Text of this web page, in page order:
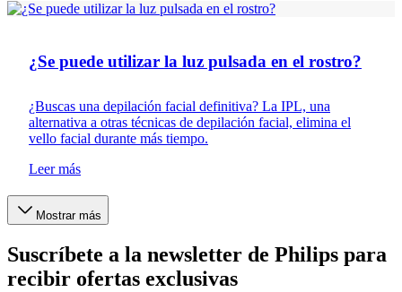
¿Se puede utilizar la luz pulsada en el rostro?
¿Buscas una depilación facial definitiva? La IPL, una
alternativa a otras técnicas de depilación facial, elimina el
vello facial durante más tiempo.
Leer más
Mostrar más
Suscríbete a la newsletter de Philips para
recibir ofertas exclusivas